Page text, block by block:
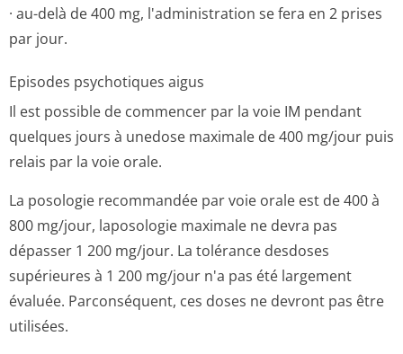
· au-delà de 400 mg, l'administration se fera en 2 prises
par jour.
Episodes psychotiques aigus
Il est possible de commencer par la voie IM pendant
quelques jours à unedose maximale de 400 mg/jour puis
relais par la voie orale.
La posologie recommandée par voie orale est de 400 à
800 mg/jour, laposologie maximale ne devra pas
dépasser 1 200 mg/jour. La tolérance desdoses
supérieures à 1 200 mg/jour n'a pas été largement
évaluée. Parconséquent, ces doses ne devront pas être
utilisées.